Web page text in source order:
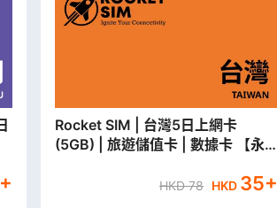
+
Rocket SIM | 台灣5日上網卡
(5GB) | 旅遊儲值卡 | 數據卡 【永
HKD78 HKD 35+